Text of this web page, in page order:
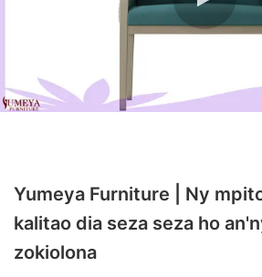
Yumeya Furniture | Ny
kalitao dia seza seza ho
zokiolona